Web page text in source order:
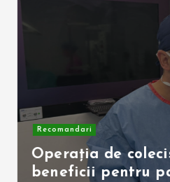
Recomandari
Operația de
beneficii pentru